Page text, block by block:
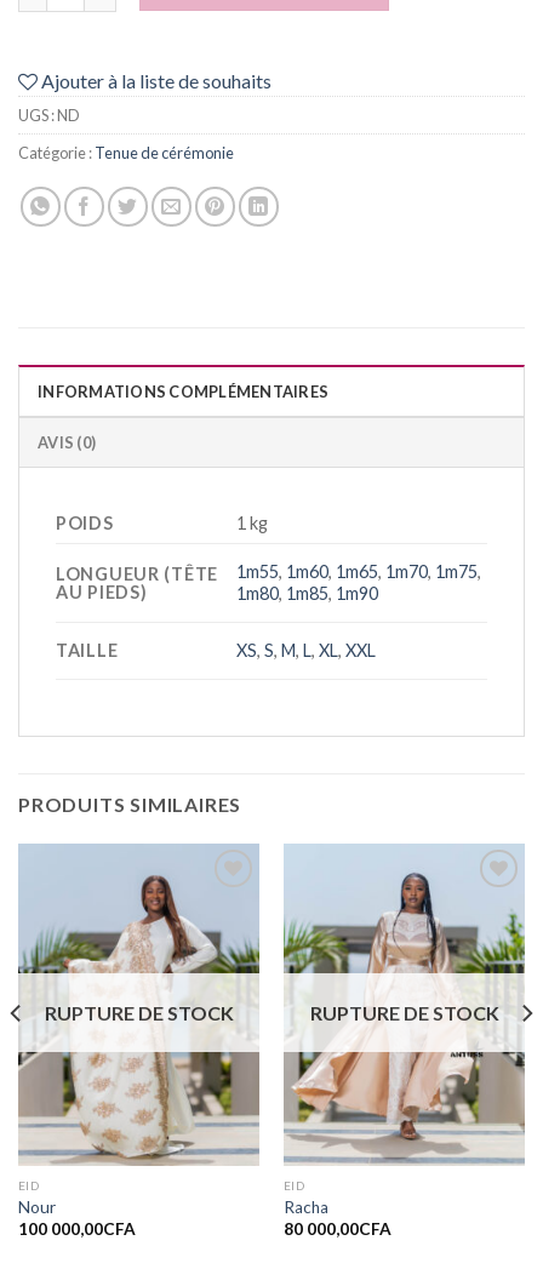
Ajouter à la liste de souhaits
UGS :ND
Catégorie :Tenue de cérémonie
INFORMATIONS COMPLÉMENTAIRES
AVIS (0)
POIDS 1 kg
LONGUEUR (TÊTE
AU PIEDS)
1m55, 1m60, 1m65, 1m70, 1m75,
1m80, 1m85, 1m90
TAILLE XS,S, M, L,XL,XXL
PRODUITS SIMILAIRES
Ajouter
à la liste
de
souhaits
RUPTURE DE STOCK
EID
Nour
100 000,00CFA
Ajouter
à la liste
de
souhaits
RUPTURE DE STOCK
EID
Racha
80 000,00CFA